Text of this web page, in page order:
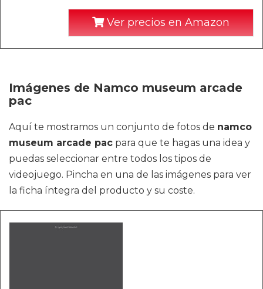
Ver precios en Amazon
Imágenes de Namco museum arcade
pac
Aquí te mostramos un conjunto de fotos de namco
museum arcade pac para que te hagas una idea y
puedas seleccionar entre todos los tipos de
videojuego. Pincha en una de las imágenes para ver
la ficha íntegra del producto y su coste.